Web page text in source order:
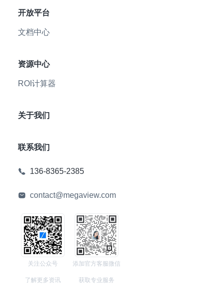
开放平台
文档中心
资源中心
ROI计算器
关于我们
联系我们
136-8365-2385
contact@megaview.com
关注公众号
了解更多资讯
添加官方客服微信
获取专业服务